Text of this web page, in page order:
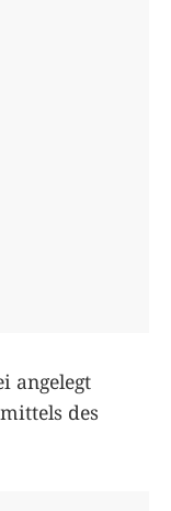
angelegt
des